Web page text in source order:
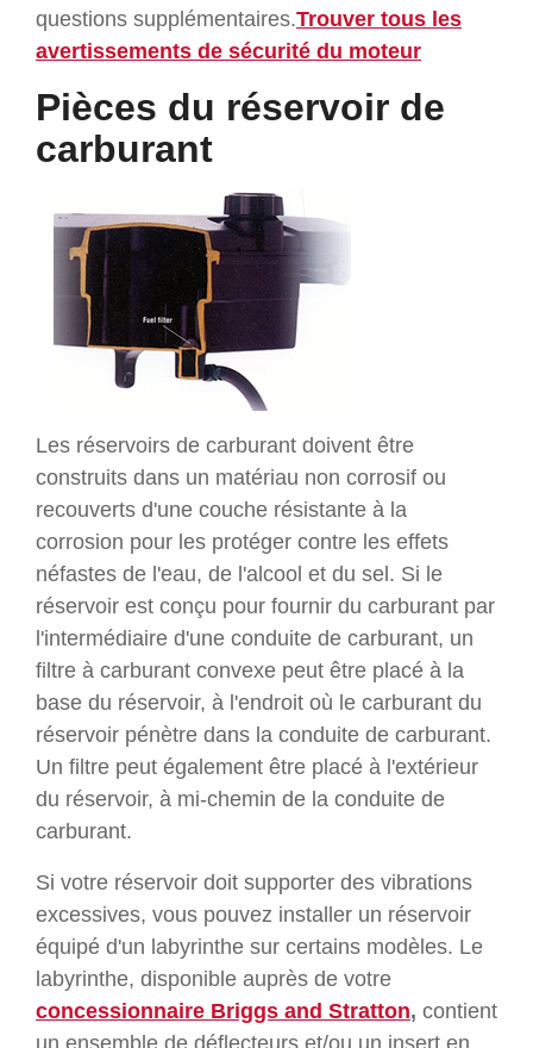
questions supplémentaires.Trouver tous les
avertissements de sécurité du moteur
Pièces du réservoir de
carburant
Les réservoirs de carburant doivent être
construits dans un matériau non corrosif ou
recouverts d'une couche résistante à la
corrosion pour les protéger contre les effets
néfastes de l'eau, de l'alcool et du sel. Si le
réservoir est conçu pour fournir du carburant par
l'intermédiaire d'une conduite de carburant, un
filtre à carburant convexe peut être placé à la
base du réservoir, à l'endroit où le carburant du
réservoir pénètre dans la conduite de carburant.
Un filtre peut également être placé à l'extérieur
du réservoir, à mi-chemin de la conduite de
carburant.
Si votre réservoir doit supporter des vibrations
excessives, vous pouvez installer un réservoir
équipé d'un labyrinthe sur certains modèles. Le
labyrinthe, disponible auprès de votre
concessionnaire Briggs and Stratton, contient
un ensemble de déflecteurs et/ou un insert en